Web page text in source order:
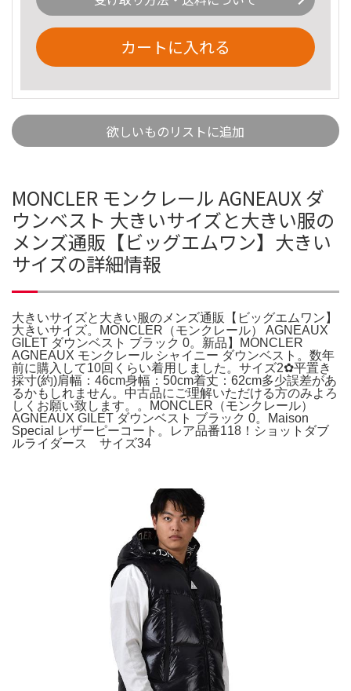
カートに入れる
欲しいものリストに追加
MONCLER モンクレール AGNEAUX ダ
ウンベスト 大きいサイズと大きい服の
メンズ通販【ビッグエムワン】大きい
サイズの詳細情報
大きいサイズと大きい服のメンズ通販【ビッグエムワン】
大きいサイズ。MONCLER（モンクレール） AGNEAUX
GILET ダウンベスト ブラック 0。新品】MONCLER
AGNEAUX モンクレール シャイニー ダウンベスト。数年
前に購入して10回くらい着用しました。サイズ2✿平置き
採寸(約)肩幅：46cm身幅：50cm着丈：62cm多少誤差があ
るかもしれません。中古品にご理解いただける方のみよろ
しくお願い致します。。MONCLER（モンクレール）
AGNEAUX GILET ダウンベスト ブラック 0。Maison
Special レザーピーコート。レア品番118！ショットダブ
ルライダース サイズ34